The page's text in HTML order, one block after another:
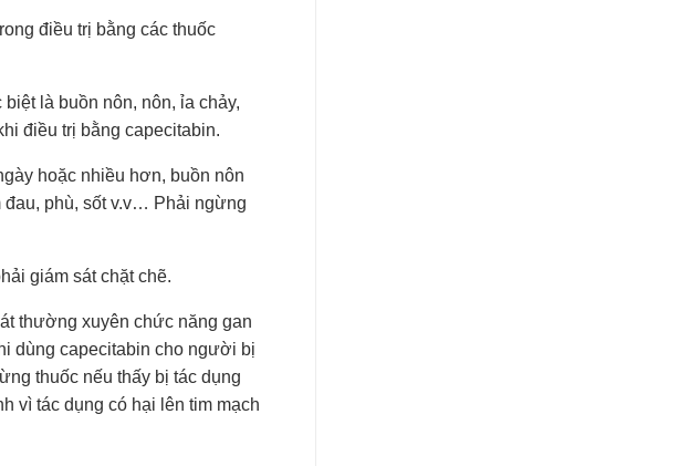
điều trị bằng các thuốc
là buồn nôn, nôn, ỉa chảy,
điều trị bằng capecitabin.
hoặc nhiều hơn, buồn nôn
đau, phù, sốt v.v… Phải ngừng
giám sát chặt chẽ.
thường xuyên chức năng gan
dùng capecitabin cho người bị
thuốc nếu thấy bị tác dụng
vì tác dụng có hại lên tim mạch